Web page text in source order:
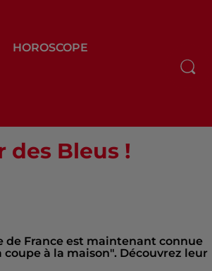
HOROSCOPE
des Bleus !
de France est maintenant connue
à la maison". Découvrez leur